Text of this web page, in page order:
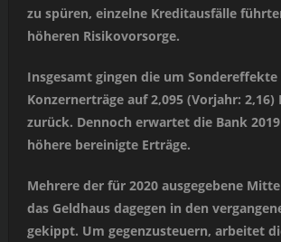
zu spüren, einzelne Kreditausfälle
höheren Risikovorsorge.
Insgesamt gingen die um
Konzernerträge auf 2,095 (Vorjahr:
zurück. Dennoch erwartet die Bank
höhere bereinigte Erträge.
Mehrere der für 2020 ausgegebene
das Geldhaus dagegen in den
gekippt. Um gegenzusteuern, arbeitet